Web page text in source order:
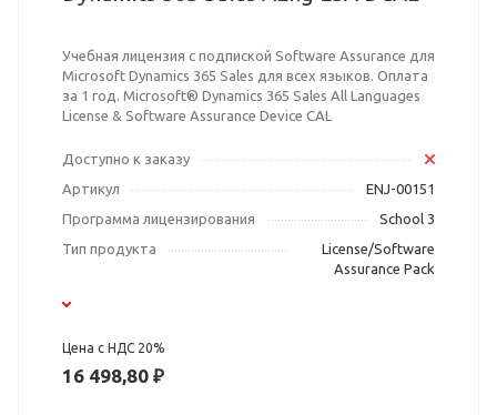
Учебная лицензия с подпиской Software Assurance для
Microsoft Dynamics 365 Sales для всех языков. Оплата
за 1 год. Microsoft® Dynamics 365 Sales All Languages
License & Software Assurance Device CAL
Доступно к заказу
Артикул
ENJ-00151
Программа лицензирования
School 3
Тип продукта
License/Software
Assurance Pack
Цена с НДС 20%
16 498,80 ₽